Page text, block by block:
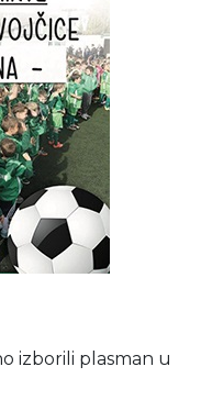
izborili plasman u